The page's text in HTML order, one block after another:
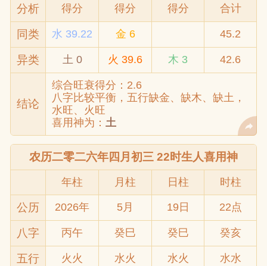
分析 得分 得分 得分 合计
同类 水 39.22 金 6 45.2
异类 土 0 火 39.6 木 3 42.6
结论
综合旺衰得分：2.6
八字比较平衡，五行缺金、缺木、缺土，
水旺、火旺
喜用神为： 土
农历二零二六年四月初三 22时生人喜用神
年柱 月柱 日柱 时柱
公历 2026年 5月 19日 22点
八字 丙午 癸巳 癸巳 癸亥
五行 火火 水火 水火 水水